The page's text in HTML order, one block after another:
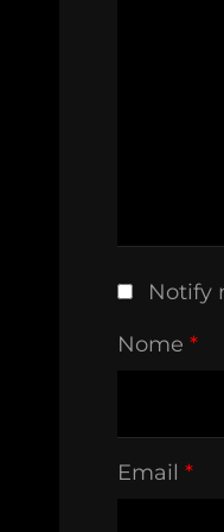
Notify
Nome *
Email *